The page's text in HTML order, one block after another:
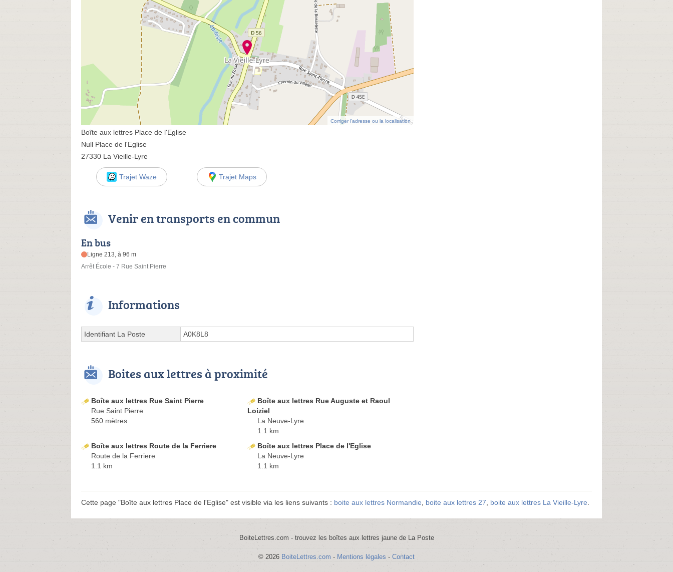
Corriger l’adresse ou la localisation
Boîte aux lettres Place de l'Eglise
Null Place de l'Eglise
27330 La Vieille-Lyre
Trajet Waze Trajet Maps
Venir en transports en commun
En bus
Ligne 213, à 96 m
Arrêt École - 7 Rue Saint Pierre
Informations
Identifiant La Poste A0K8L8
Boites aux lettres à proximité
Boîte aux lettres Rue Saint Pierre
Rue Saint Pierre
560 mètres
Boîte aux lettres Rue Auguste et Raoul
Loiziel
La Neuve-Lyre
1.1 km
Boîte aux lettres Route de la Ferriere
Route de la Ferriere
1.1 km
Boîte aux lettres Place de l'Eglise
La Neuve-Lyre
1.1 km
Cette page "Boîte aux lettres Place de l'Eglise" est visible via les liens suivants : boite aux lettres Normandie, boite aux lettres 27, boite aux lettres La Vieille-Lyre.
BoiteLettres.com - trouvez les boîtes aux lettres jaune de La Poste
© 2026 BoiteLettres.com - Mentions légales - Contact